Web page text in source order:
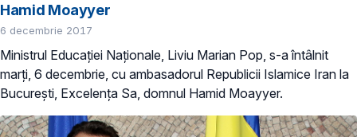
Hamid Moayyer
6 decembrie 2017
Ministrul Educației Naționale, Liviu Marian Pop, s-a întâlnit
marți, 6 decembrie, cu ambasadorul Republicii Islamice Iran la
București, Excelența Sa, domnul Hamid Moayyer.